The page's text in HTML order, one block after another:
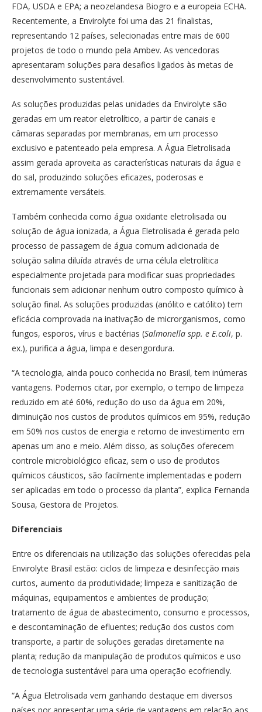
FDA, USDA e EPA; a neozelandesa Biogro e a europeia ECHA.
Recentemente, a Envirolyte foi uma das 21 finalistas,
representando 12 países, selecionadas entre mais de 600
projetos de todo o mundo pela Ambev. As vencedoras
apresentaram soluções para desafios ligados às metas de
desenvolvimento sustentável.
As soluções produzidas pelas unidades da Envirolyte são
geradas em um reator eletrolítico, a partir de canais e
câmaras separadas por membranas, em um processo
exclusivo e patenteado pela empresa. A Água Eletrolisada
assim gerada aproveita as características naturais da água e
do sal, produzindo soluções eficazes, poderosas e
extremamente versáteis.
Também conhecida como água oxidante eletrolisada ou
solução de água ionizada, a Água Eletrolisada é gerada pelo
processo de passagem de água comum adicionada de
solução salina diluída através de uma célula eletrolítica
especialmente projetada para modificar suas propriedades
funcionais sem adicionar nenhum outro composto químico à
solução final. As soluções produzidas (anólito e católito) tem
eficácia comprovada na inativação de microrganismos, como
fungos, esporos, vírus e bactérias (Salmonella spp. e E.coli, p.
ex.), purifica a água, limpa e desengordura.
“A tecnologia, ainda pouco conhecida no Brasil, tem inúmeras
vantagens. Podemos citar, por exemplo, o tempo de limpeza
reduzido em até 60%, redução do uso da água em 20%,
diminuição nos custos de produtos químicos em 95%, redução
em 50% nos custos de energia e retorno de investimento em
apenas um ano e meio. Além disso, as soluções oferecem
controle microbiológico eficaz, sem o uso de produtos
químicos cáusticos, são facilmente implementadas e podem
ser aplicadas em todo o processo da planta”, explica Fernanda
Sousa, Gestora de Projetos.
Diferenciais
Entre os diferenciais na utilização das soluções oferecidas pela
Envirolyte Brasil estão: ciclos de limpeza e desinfecção mais
curtos, aumento da produtividade; limpeza e sanitização de
máquinas, equipamentos e ambientes de produção;
tratamento de água de abastecimento, consumo e processos,
e descontaminação de efluentes; redução dos custos com
transporte, a partir de soluções geradas diretamente na
planta; redução da manipulação de produtos químicos e uso
de tecnologia sustentável para uma operação ecofriendly.
“A Água Eletrolisada vem ganhando destaque em diversos